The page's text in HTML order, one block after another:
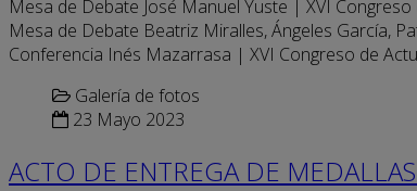
Mesa de Debate José Manuel Yuste | XVI
Mesa de Debate Beatriz Miralles, Ángeles García,
Conferencia Inés Mazarrasa | XVI Congreso de
Galería de fotos
23 Mayo 2023
ACTO DE ENTREGA DE